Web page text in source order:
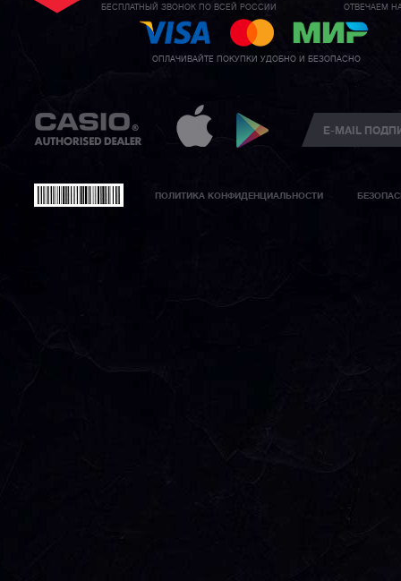
БЕСПЛАТНЫЙ ЗВОНОК ПО ВСЕЙ РОССИИ ОТВЕЧАЕМ
ОПЛАЧИВАЙТЕ ПОКУПКИ УДОБНО И БЕЗОПАСНО
ПОЛИТИКА КОНФИДЕНЦИАЛЬНОСТИ